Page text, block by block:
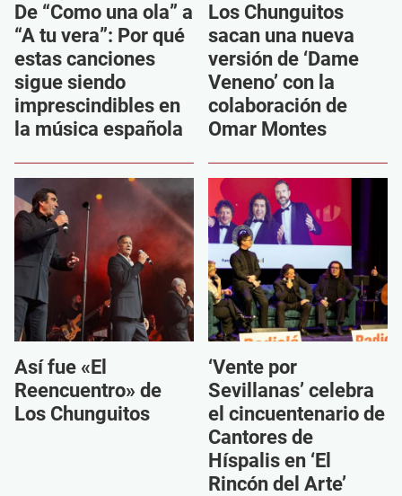
De “Como una ola” a
“A tu vera”: Por qué
estas canciones
sigue siendo
imprescindibles en
la música española
Los Chunguitos
sacan una nueva
versión de ‘Dame
Veneno’ con la
colaboración de
Omar Montes
Así fue «El
Reencuentro» de
Los Chunguitos
‘Vente por
Sevillanas’ celebra
el cincuentenario de
Cantores de
Híspalis en ‘El
Rincón del Arte’